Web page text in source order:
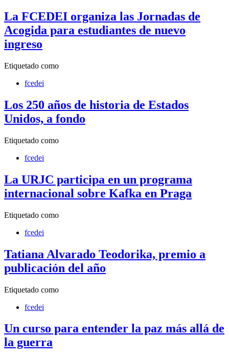
La FCEDEI organiza las Jornadas de
Acogida para estudiantes de nuevo
ingreso
Etiquetado como
fcedei
Los 250 años de historia de Estados
Unidos, a fondo
Etiquetado como
fcedei
La URJC participa en un programa
internacional sobre Kafka en Praga
Etiquetado como
fcedei
Tatiana Alvarado Teodorika, premio a
publicación del año
Etiquetado como
fcedei
Un curso para entender la paz más allá de
la guerra